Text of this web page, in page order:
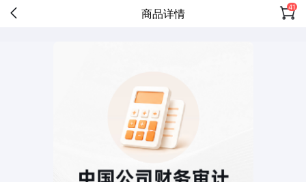
商品详情 41